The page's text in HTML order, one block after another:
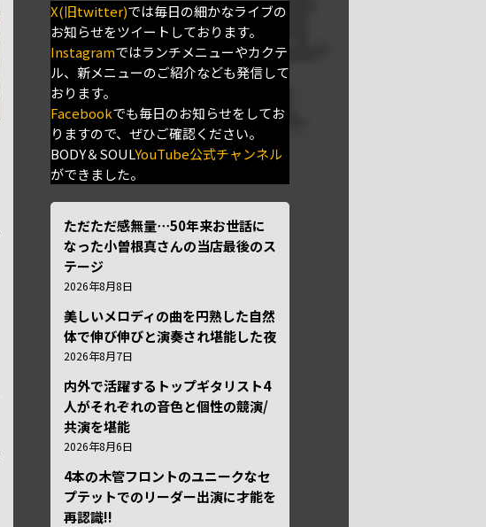
X(旧twitter)では毎日の細かなライブの
お知らせをツイートしております。
Instagramではランチメニューやカクテ
ル、新メニューのご紹介なども発信して
おります。
Facebookでも毎日のお知らせをしてお
りますので、ぜひご確認ください。
BODY＆SOULYouTube公式チャンネル
ができました。
ただただ感無量⋯50年来お世話に
なった小曽根真さんの当店最後のス
テージ
2026年8月8日
美しいメロディの曲を円熟した自然
体で伸び伸びと演奏され堪能した夜
2026年8月7日
内外で活躍するトップギタリスト4
人がそれぞれの音色と個性の競演/
共演を堪能
2026年8月6日
4本の木管フロントのユニークなセ
プテットでのリーダー出演に才能を
再認識!!